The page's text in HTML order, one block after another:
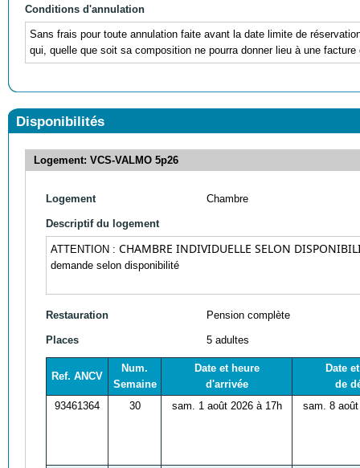
Conditions d'annulation
Sans frais pour toute annulation faite avant la date limite de
qui, quelle que soit sa composition ne pourra donner lieu à une
Disponibilités
Logement: VCS-VALMO 5p26
Logement Chambre
Descriptif du logement
ATTENTION : CHAMBRE INDIVIDUELLE SELON
demande selon disponibilité
Restauration Pension complète
Places 5 adultes
Ref. ANCV
Num.
Semaine
Date et heure
d'arrivée
Date
de
93461364
30 sam. 1 août 2026 à 17h sam. 8